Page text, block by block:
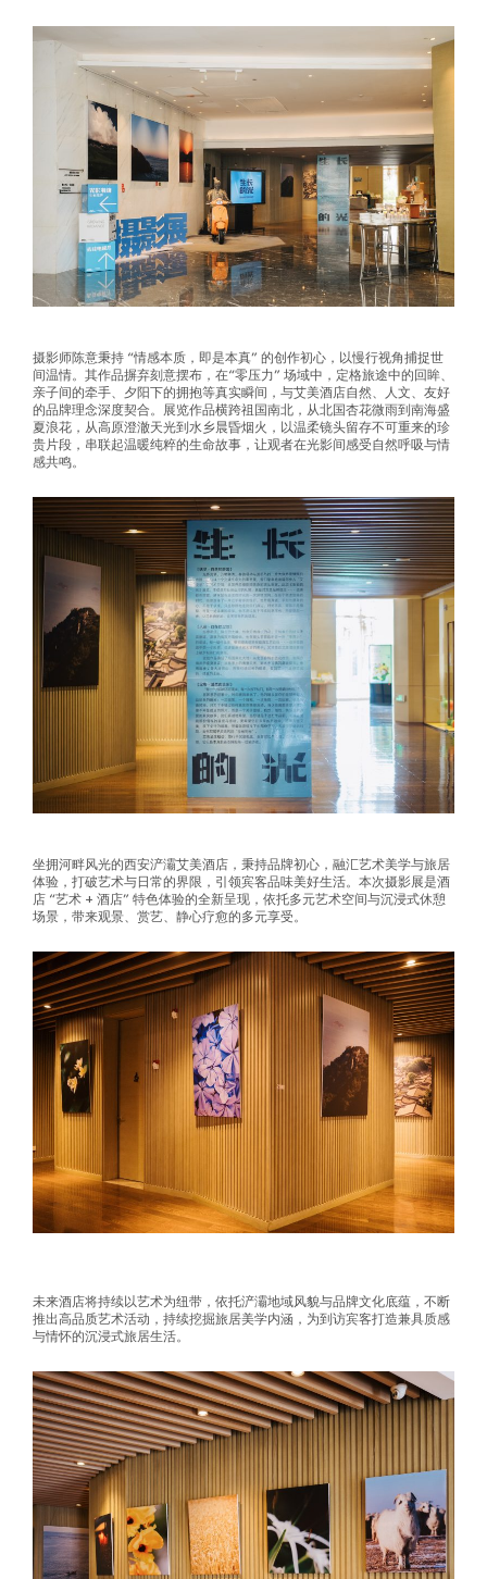
摄影师陈意秉持 “情感本质，即是本真” 的创作初心，以慢行视角捕捉世
间温情。其作品摒弃刻意摆布，在“零压力” 场域中，定格旅途中的回眸、
亲子间的牵手、夕阳下的拥抱等真实瞬间，与艾美酒店自然、人文、友好
的品牌理念深度契合。展览作品横跨祖国南北，从北国杏花微雨到南海盛
夏浪花，从高原澄澈天光到水乡晨昏烟火，以温柔镜头留存不可重来的珍
贵片段，串联起温暖纯粹的生命故事，让观者在光影间感受自然呼吸与情
感共鸣。
坐拥河畔风光的西安浐灞艾美酒店，秉持品牌初心，融汇艺术美学与旅居
体验，打破艺术与日常的界限，引领宾客品味美好生活。本次摄影展是酒
店 “艺术 + 酒店” 特色体验的全新呈现，依托多元艺术空间与沉浸式休憩
场景，带来观景、赏艺、静心疗愈的多元享受。
未来酒店将持续以艺术为纽带，依托浐灞地域风貌与品牌文化底蕴，不断
推出高品质艺术活动，持续挖掘旅居美学内涵，为到访宾客打造兼具质感
与情怀的沉浸式旅居生活。